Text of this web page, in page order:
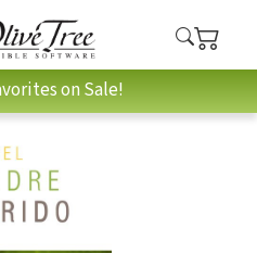
on Sale!